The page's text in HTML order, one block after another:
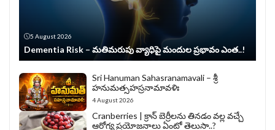
5 August 2026
Dementia Risk – మతిమరుపు వ్యాధిపై మందుల ప్రభావం ఎంత..!
Sri Hanuman Sahasranamavali – శ్రీ
హనుమత్సహస్రనామావళిః
4 August 2026
Cranberries | క్రాన్ బెర్రీల‌ను తిన‌డం వ‌ల్ల వచ్చే
ఆరోగ్య ప్రయోజనాలు ఏంటో తెలుసా..?